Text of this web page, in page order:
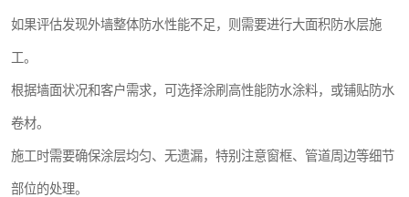
如果评估发现外墙整体防水性能不足，则需要进行大面积防水层施
工。
根据墙面状况和客户需求，可选择涂刷高性能防水涂料，或铺贴防水
卷材。
施工时需要确保涂层均匀、无遗漏，特别注意窗框、管道周边等细节
部位的处理。